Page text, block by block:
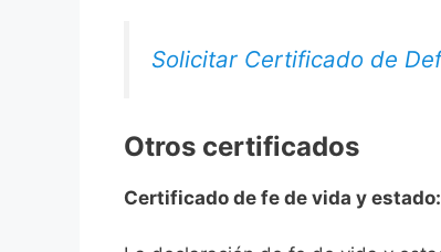
Solicitar Certificado de
Otros certificados
Certificado de fe de vida y estado: